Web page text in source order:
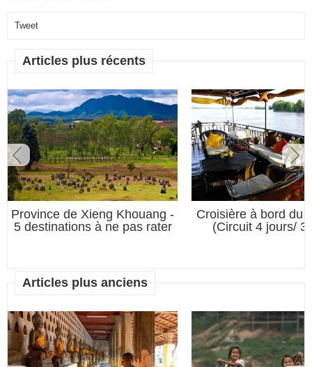
Tweet
Articles plus récents
Province de Xieng Khouang -
5 destinations à ne pas rater
Croisière à bord du
(Circuit 4 jours/ 3
Articles plus anciens